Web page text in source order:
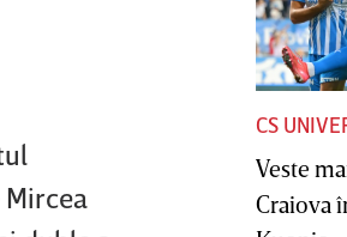
CS
Veste
Craiova